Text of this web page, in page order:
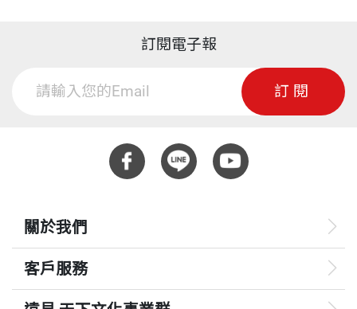
訂閱電子報
訂閱
關於我們
客戶服務